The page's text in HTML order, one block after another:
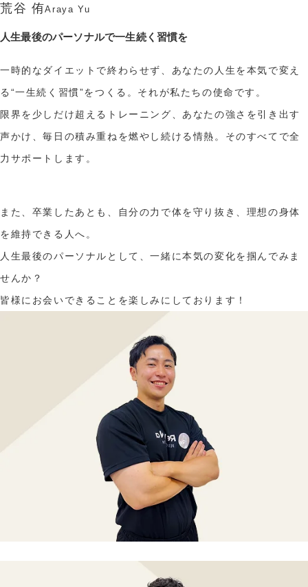
荒谷 侑Araya Yu
人生最後のパーソナルで一生続く習慣を
一時的なダイエットで終わらせず、あなたの人生を本気で変え
る“一生続く習慣”をつくる。それが私たちの使命です。
限界を少しだけ超えるトレーニング、あなたの強さを引き出す
声かけ、毎日の積み重ねを燃やし続ける情熱。そのすべてで全
力サポートします。
また、卒業したあとも、自分の力で体を守り抜き、理想の身体
を維持できる人へ。
人生最後のパーソナルとして、一緒に本気の変化を掴んでみま
せんか？
皆様にお会いできることを楽しみにしております！